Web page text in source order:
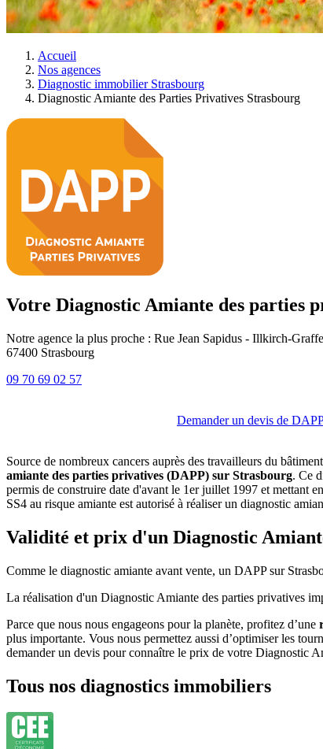
Accueil
Nos agences
Diagnostic immobilier Strasbourg
Diagnostic Amiante des Parties Privatives Strasbourg
Votre Diagnostic Amiante des parties
Notre agence la plus proche : Rue Jean Sapidus - Illkirch-
67400 Strasbourg
09 70 69 02 57
Demander un devis de
Source de nombreux cancers auprès des travailleurs du
amiante des parties privatives (DAPP) sur Strasbourg. Ce
permis de construire date d'avant le 1er juillet 1997 et mettant
SS4 au risque amiante est autorisé à réaliser un diagnostic
Validité et prix d'un Diagnostic
Comme le diagnostic amiante avant vente, un DAPP sur
La réalisation d'un Diagnostic Amiante des parties privatives
Parce que nous nous engageons pour la planète, profitez d’une
plus importante. Vous nous permettez aussi d’optimiser les
demander un devis pour connaître le prix de votre Diagnostic
Tous nos diagnostics immobiliers